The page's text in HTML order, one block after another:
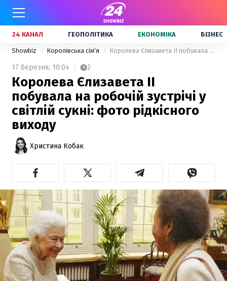
24 КАНАЛ ГЕОПОЛІТИКА ЕКОНОМІКА БІЗНЕС
Showbiz Королівська сім'я Королева Єлизавета II побувала на робочій зустрічі у світлій сукні: фото рідкісного виходу
17 березня, 10:04 2
Королева Єлизавета II
побувала на робочій зустрічі у
світлій сукні: фото рідкісного
виходу
Христина Кобак